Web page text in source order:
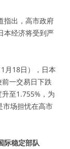
指出，高市政府
本经济将受到严
月18日），日本
一交易日下跌
至1.755%，为
市场担忧在高市
际稳定部队